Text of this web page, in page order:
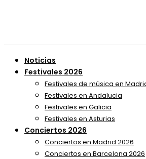
Noticias
Festivales 2026
Festivales de música en
Festivales en Andalucia
Festivales en Galicia
Festivales en Asturias
Conciertos 2026
Conciertos en Madrid 2026
Conciertos en Barcelona 2026